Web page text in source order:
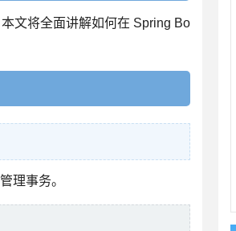
文将全面讲解如何在 Spring Bo
理事务。